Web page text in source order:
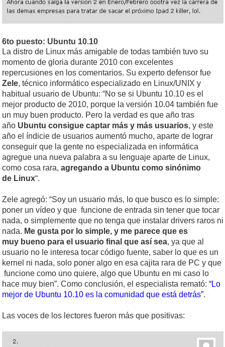
6to puesto: Ubuntu 10.10
La distro de Linux más amigable de todas también tuvo su
momento de gloria durante 2010 con excelentes
repercusiones en los comentarios. Su experto defensor fue
Zele, técnico informático especializado en Linux/UNIX y
habitual usuario de Ubuntu: “No se si Ubuntu 10.10 es el
mejor producto de 2010, porque la versión 10.04 también fue
un muy buen producto. Pero la verdad es que año tras
año Ubuntu consigue captar más y más usuarios, y este
año el índicie de usuarios aumentó mucho, aparte de lograr
conseguir que la gente no especializada en informática
agregue una nueva palabra a su lenguaje aparte de Linux,
como cosa rara, agregando a Ubuntu como sinónimo
de Linux“.
Zele agregó: “Soy un usuario más, lo que busco es lo simple:
poner un vídeo y que funcione de entrada sin tener que tocar
nada, o simplemente que no tenga que instalar drivers raros ni
nada. Me gusta por lo simple, y me parece que es
muy bueno para el usuario final que así sea, ya que al
usuario no le interesa tocar código fuente, saber lo que es un
kernel ni nada, solo poner algo en esa cajita rara de PC y que
funcione como uno quiere, algo que Ubuntu en mi caso lo
hace muy bien”. Como conclusión, el especialista remató: “Lo
mejor de Ubuntu 10.10 es la comunidad que está detrás”.
Las voces de los lectores fueron más que positivas: